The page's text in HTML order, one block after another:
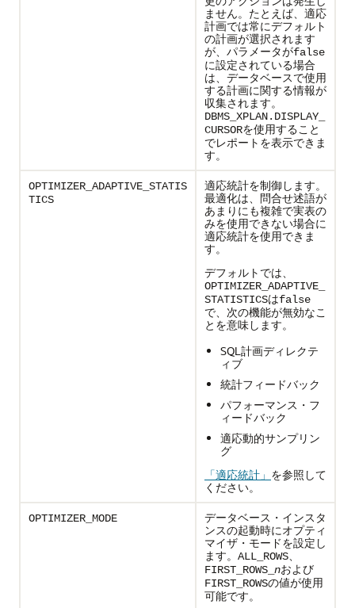
ません。たとえば、適応
計画では常にデフォルト
の計画が選択されます
が、パラメータがfalse
に設定されている場合
は、データベースで使用
する計画に関する情報が
収集されます。
DBMS_XPLAN.DISPLAY_
CURSORを使用すること
でレポートを表示できま
す。
OPTIMIZER_ADAPTIVE_STATIS
TICS
適応統計を制御します。
最適化は、問合せ述語が
あまりにも複雑で実表の
みを使用できない場合に
適応統計を使用できま
す。
デフォルトでは、
OPTIMIZER_ADAPTIVE_
STATISTICSはfalse
で、次の機能が無効なこ
とを意味します。
SQL計画ディレクテ
ィブ
統計フィードバック
パフォーマンス・フ
ィードバック
適応動的サンプリン
グ
「適応統計」 を参照して
ください。
OPTIMIZER_MODE
データベース・インスタ
ンスの起動時にオプティ
マイザ・モードを設定し
ます。 ALL_ROWS、
FIRST_ROWS_ nおよび
FIRST_ROWSの値が使用
可能です。